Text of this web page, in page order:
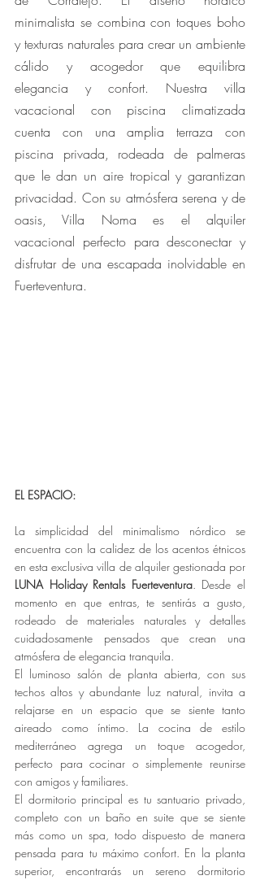
minimalista se combina con toques boho
y texturas naturales para crear un ambiente
cálido y acogedor que equilibra
elegancia y confort. Nuestra villa
vacacional con piscina climatizada
cuenta con una amplia terraza con
piscina privada, rodeada de palmeras
que le dan un aire tropical y garantizan
privacidad. Con su atmósfera serena y de
oasis, Villa Noma es el alquiler
vacacional perfecto para desconectar y
disfrutar de una escapada inolvidable en
Fuerteventura.
EL ESPACIO:
La simplicidad del minimalismo nórdico se
encuentra con la calidez de los acentos étnicos
LUNA Holiday Rentals Fuerteventura. Desde el
momento en que entras, te sentirás a gusto,
rodeado de materiales naturales y detalles
cuidadosamente pensados que crean una
atmósfera de elegancia tranquila.
El luminoso salón de planta abierta, con sus
techos altos y abundante luz natural, invita a
relajarse en un espacio que se siente tanto
aireado como íntimo. La cocina de estilo
mediterráneo agrega un toque acogedor,
perfecto para cocinar o simplemente reunirse
con amigos y familiares.
El dormitorio principal es tu santuario privado,
completo con un baño en suite que se siente
más como un spa, todo dispuesto de manera
pensada para tu máximo confort. En la planta
superior, encontrarás un sereno dormitorio